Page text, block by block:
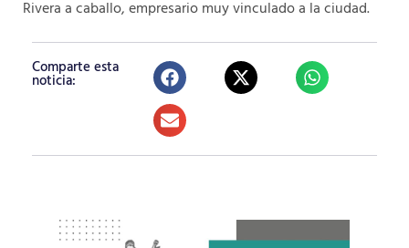
Rivera a caballo, empresario muy vinculado a la ciudad.
Comparte esta
noticia: